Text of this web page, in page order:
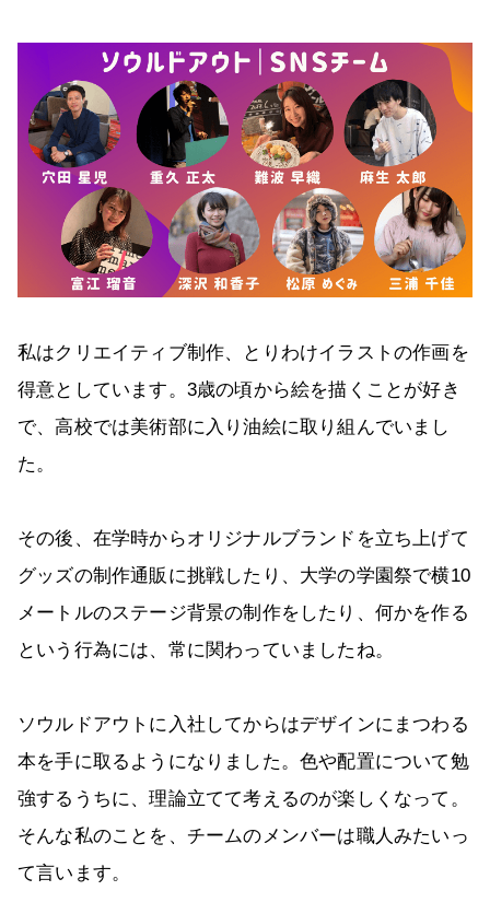
私はクリエイティブ制作、とりわけイラストの作画を
得意としています。3歳の頃から絵を描くことが好き
で、高校では美術部に入り油絵に取り組んでいまし
た。
その後、在学時からオリジナルブランドを立ち上げて
グッズの制作通販に挑戦したり、大学の学園祭で横10
メートルのステージ背景の制作をしたり、何かを作る
という行為には、常に関わっていましたね。
ソウルドアウトに入社してからはデザインにまつわる
本を手に取るようになりました。色や配置について勉
強するうちに、理論立てて考えるのが楽しくなって。
そんな私のことを、チームのメンバーは職人みたいっ
て言います。